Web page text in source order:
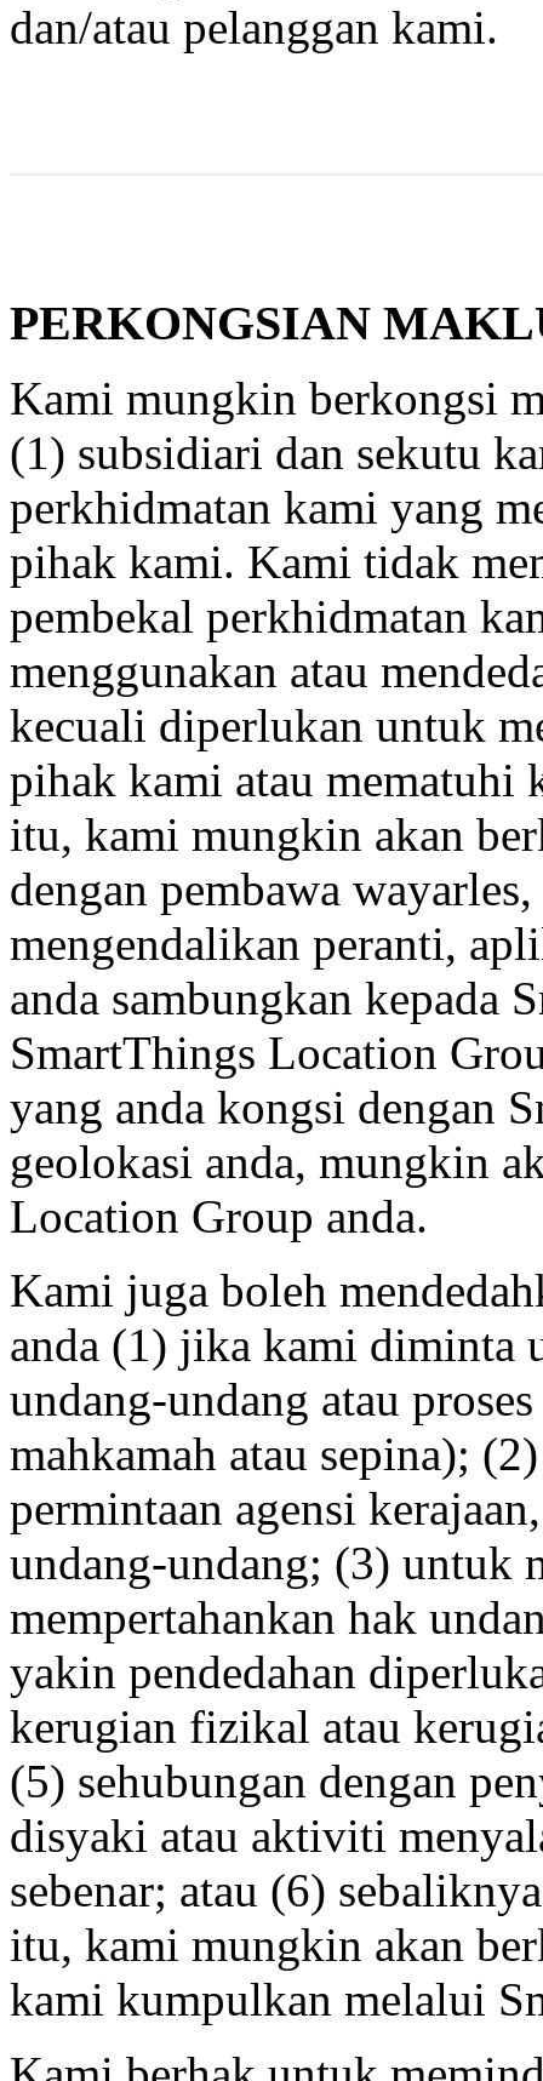
dan/atau pelanggan kami.
PERKONGSIAN
Kami mungkin berkongsi
(1) subsidiari dan sekutu
perkhidmatan kami yang
pihak kami. Kami tidak
pembekal perkhidmatan
menggunakan atau
kecuali diperlukan untuk
pihak kami atau mematuhi
itu, kami mungkin akan
dengan pembawa
mengendalikan peranti,
anda sambungkan kepada
SmartThings Location
yang anda kongsi dengan
geolokasi anda, mungkin
Location Group anda.
Kami juga boleh
anda (1) jika kami diminta
undang-undang atau
mahkamah atau sepina);
permintaan agensi
undang-undang; (3) untuk
mempertahankan hak
yakin pendedahan
kerugian fizikal atau
(5) sehubungan dengan
disyaki atau aktiviti
sebenar; atau (6)
itu, kami mungkin akan
kami kumpulkan melalui